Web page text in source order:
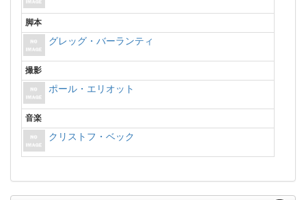
脚本
グレッグ・バーランティ
撮影
ポール・エリオット
音楽
クリストフ・ベック